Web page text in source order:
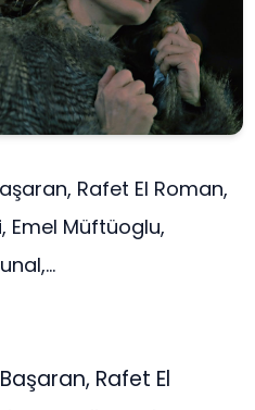
Rafet El Roman,
Emel Müftüoglu,
Rafet El